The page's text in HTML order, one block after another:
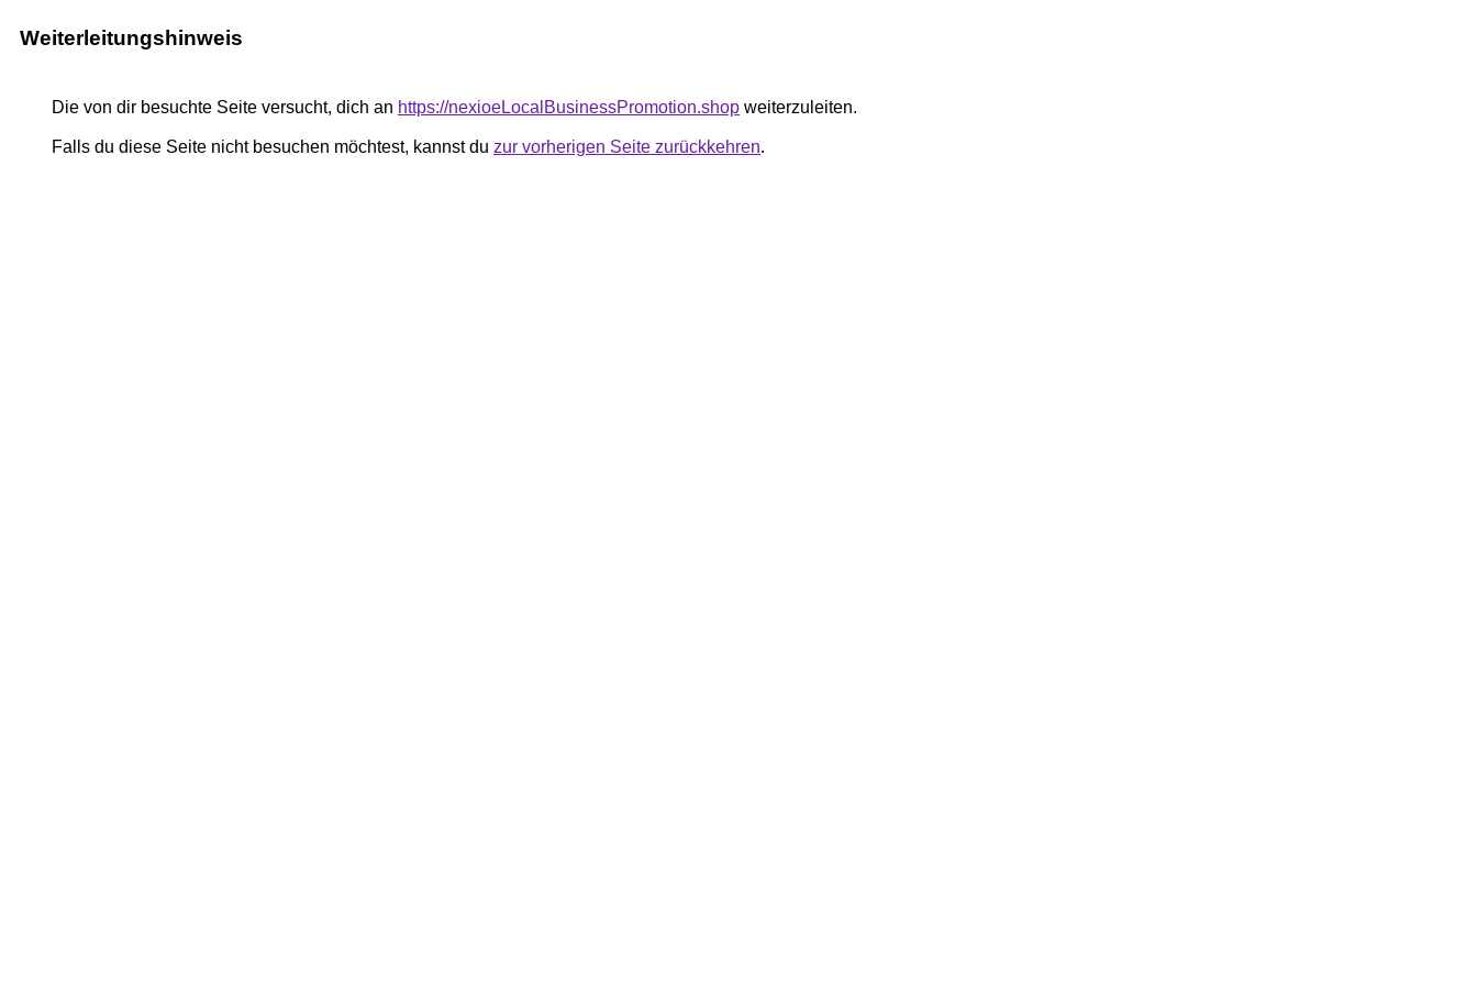
Weiterleitungshinweis
Die von dir besuchte Seite versucht, dich an https://nexioeLocalBusinessPromotion.shop weiterzuleiten.
Falls du diese Seite nicht besuchen möchtest, kannst du zur vorherigen Seite zurückkehren.